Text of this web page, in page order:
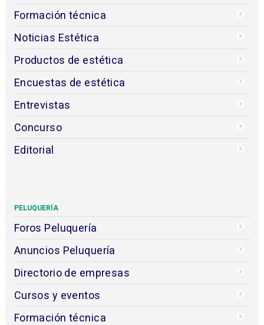
Formación técnica
Noticias Estética
Productos de estética
Encuestas de estética
Entrevistas
Concurso
Editorial
PELUQUERÍA
Foros Peluquería
Anuncios Peluquería
Directorio de empresas
Cursos y eventos
Formación técnica